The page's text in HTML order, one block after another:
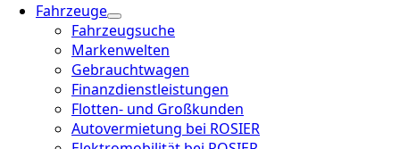
Fahrzeuge
Fahrzeugsuche
Markenwelten
Gebrauchtwagen
Finanzdienstleistungen
Flotten- und Großkunden
Autovermietung bei ROSIER